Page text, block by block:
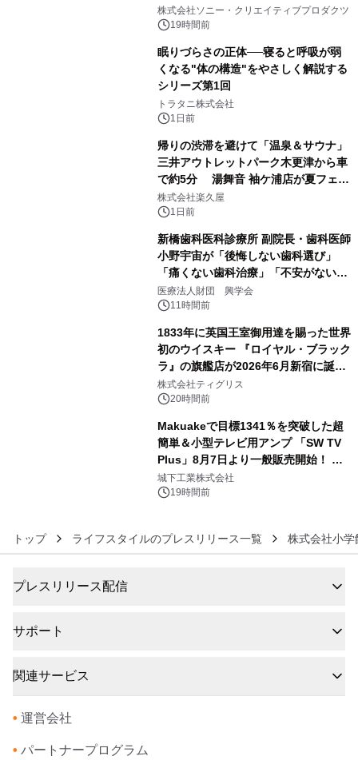
ラボレーション サウナイキタイコラ
ボグッズも発売決定！
株式会社ソニー・クリエイティブプロダクツ
19時間前
眠りづらさの正体──寝ると呼吸が弱
くなる"体の構造"をやさしく解説する
シリーズ第1回
トラタニ株式会社
1日前
帰りの渋滞を避けて「温泉＆サウナ」
三井アウトレットパーク木更津から車
で約5分 湯舞音 袖ケ浦店が夏フェア
メニューを提供
株式会社楽久屋
1日前
新橋歯科医科診療所 副院長・歯科医師
小野宇宙が「後悔しない歯科選び」
「痛くない歯科治療」「不安がない治
療計画」をテーマに専門監修
医療法人財団 興学会
11時間前
1833年に英国王室御用達を賜った世界
初のウイスキー 『ロイヤル・ブラック
ラ』の旗艦店が2026年6月新宿に誕
生 バカルディ ジャパンと連携した
没入型バー「BAR Arca」
株式会社ティグリス
20時間前
Makuakeで目標1341％を突破した超
簡単＆小型テレビ用アンプ 「SW TV
Plus」8月7日より一般販売開始！ ケ
ーブル1本つなぐだけ、テレビの音が
ぐっと豊かに
城下工業株式会社
19時間前
トップ ライフスタイルのプレスリリース一覧 株式会社小
プレスリリース配信
サポート
関連サービス
• 運営会社
• パートナープログラム